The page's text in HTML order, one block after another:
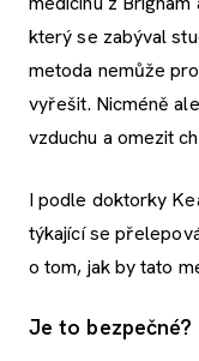
který se zabýval
metoda nemůže
vyřešit. Nicméně
vzduchu a omezit
I podle doktorky
týkající se
o tom, jak by tato
Je to bezpečné?